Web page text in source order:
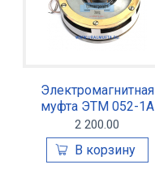
Электромагнитная
муфта ЭТМ 052-1А
2 200.00